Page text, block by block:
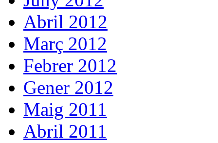
Abril 2012
Març 2012
Febrer 2012
Gener 2012
Maig 2011
Abril 2011